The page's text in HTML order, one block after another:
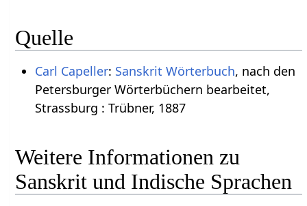
Quelle
Carl Capeller: Sanskrit Wörterbuch, nach den
Petersburger Wörterbüchern bearbeitet,
Strassburg : Trübner, 1887
Weitere Informationen zu
Sanskrit und Indische Sprachen